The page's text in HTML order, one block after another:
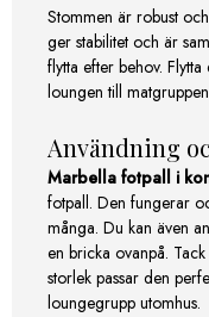
Stommen är robust
ger stabilitet och är
flytta efter behov.
loungen till
Användning
Marbella fotpall i
fotpall. Den fungerar
många. Du kan även
en bricka ovanpå.
storlek passar den
loungegrupp utomhus.